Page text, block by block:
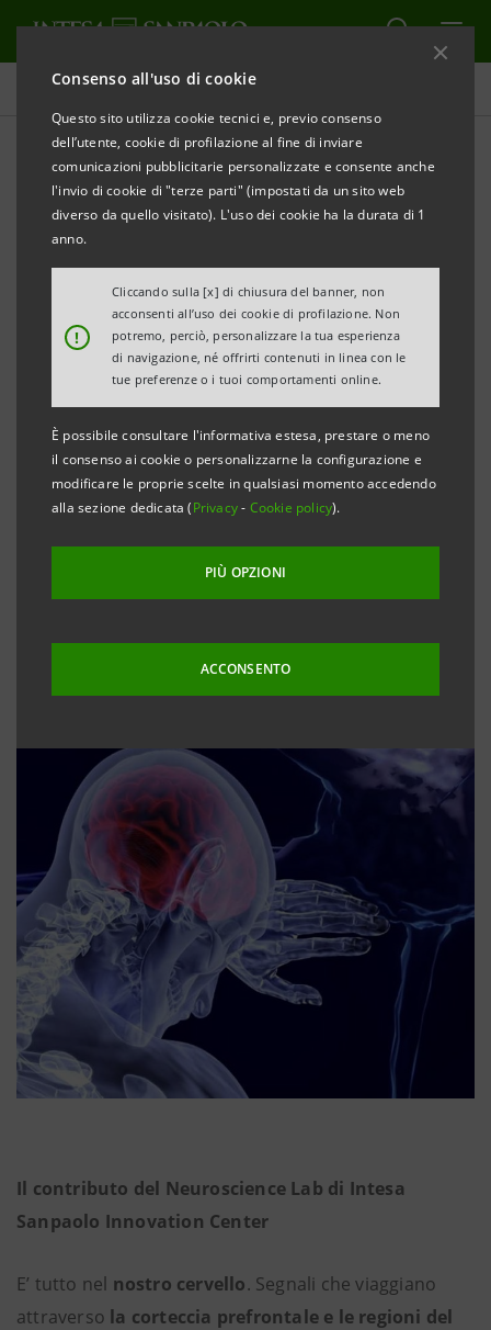
Consenso all'uso di cookie
Questo sito utilizza cookie tecnici e, previo consenso
dell’utente, cookie di profilazione al fine di inviare
comunicazioni pubblicitarie personalizzate e consente anche
l'invio di cookie di "terze parti" (impostati da un sito web
diverso da quello visitato). L'uso dei cookie ha la durata di 1
anno.
!
Cliccando sulla [x] di chiusura del banner, non
acconsenti all’uso dei cookie di profilazione. Non
potremo, perciò, personalizzare la tua esperienza
di navigazione, né offrirti contenuti in linea con le
tue preferenze o i tuoi comportamenti online.
È possibile consultare l'informativa estesa, prestare o meno
il consenso ai cookie o personalizzarne la configurazione e
modificare le proprie scelte in qualsiasi momento accedendo
alla sezione dedicata (Privacy- Cookie policy).
PIÙ OPZIONI
ACCONSENTO
Tutti i progetti
INNOVAZIONE
COVID-19: una ricerca
sull'impatto socio emotivo
Il contributo del Neuroscience Lab di Intesa
Sanpaolo Innovation Center
E’ tutto nel nostro cervello. Segnali che viaggiano
attraverso la corteccia prefrontale e le regioni del